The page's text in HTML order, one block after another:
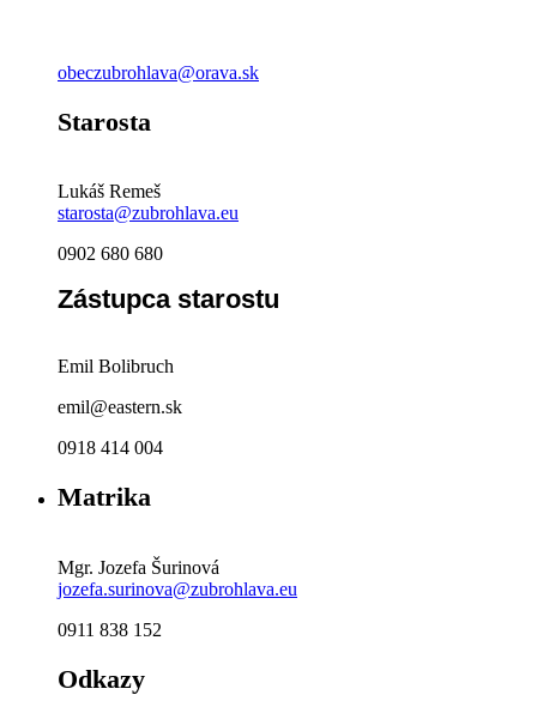
obeczubrohlava@orava.sk
Starosta
Lukáš Remeš
starosta@zubrohlava.eu
0902 680 680
Zástupca starostu
Emil Bolibruch
emil@eastern.sk
0918 414 004
Matrika
Mgr. Jozefa Šurinová
jozefa.surinova@zubrohlava.eu
0911 838 152
Odkazy